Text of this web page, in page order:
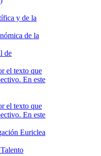
y de la
de la
de
Euriclea